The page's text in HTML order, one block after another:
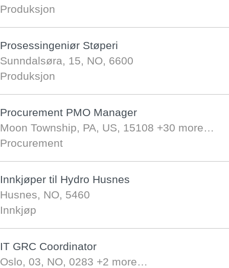
Produksjon
Prosessingeniør Støperi
Sunndalsøra, 15, NO, 6600
Produksjon
Procurement PMO Manager
Moon Township, PA, US, 15108 +30 more…
Procurement
Innkjøper til Hydro Husnes
Husnes, NO, 5460
Innkjøp
IT GRC Coordinator
Oslo, 03, NO, 0283 +2 more…